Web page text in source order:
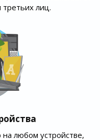
лиц.
любом устройстве,